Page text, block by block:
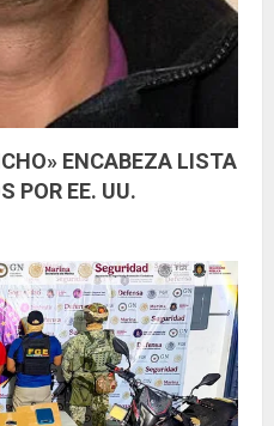
ENCABEZA LISTA
POR EE. UU.